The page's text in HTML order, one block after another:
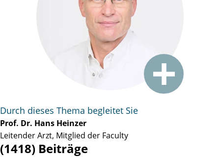
Durch dieses Thema begleitet Sie
Prof. Dr. Hans Heinzer
Leitender Arzt, Mitglied der Faculty
(1418) Beiträge